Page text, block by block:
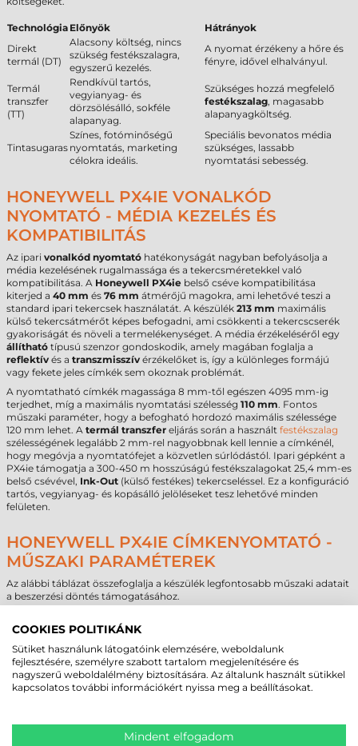
Technológia Előnyök
Hátrányok
Direkt
termál (DT)
Alacsony költség, nincs
szükség festékszalagra,
egyszerű kezelés.
A nyomat érzékeny a hőre és
fényre, idővel elhalványul.
Termál
transzfer
(TT)
Rendkívül tartós,
vegyianyag- és
dörzsölésálló, sokféle
alapanyag.
Szükséges hozzá megfelelő
festékszalag, magasabb
alapanyagköltség.
Tintasugaras
Színes, fotóminőségű
nyomtatás, marketing
célokra ideális.
Speciális bevonatos média
szükséges, lassabb
nyomtatási sebesség.
HONEYWELL PX4IE VONALKÓD
NYOMTATÓ - MÉDIA KEZELÉS ÉS
KOMPATIBILITÁS
Az ipari vonalkód nyomtató hatékonyságát nagyban befolyásolja a
média kezelésének rugalmassága és a tekercsméretekkel való
kompatibilitása. A Honeywell PX4ie belső cséve kompatibilitása
kiterjed a 40 mm és 76 mm átmérőjű magokra, ami lehetővé teszi a
standard ipari tekercsek használatát. A készülék 213 mm maximális
külső tekercsátmérőt képes befogadni, ami csökkenti a tekercscserék
gyakoriságát és növeli a termelékenységet. A média érzékeléséről egy
állítható típusú szenzor gondoskodik, amely magában foglalja a
reflektív és a transzmisszív érzékelőket is, így a különleges formájú
vagy fekete jeles címkék sem okoznak problémát.
A nyomtatható címkék magassága 8 mm-től egészen 4095 mm-ig
terjedhet, míg a maximális nyomtatási szélesség 110 mm. Fontos
műszaki paraméter, hogy a befogható hordozó maximális szélessége
120 mm lehet. A termál transzfer eljárás során a használt festékszalag
szélességének legalább 2 mm-rel nagyobbnak kell lennie a címkénél,
hogy megóvja a nyomtatófejet a közvetlen súrlódástól. Ipari gépként a
PX4ie támogatja a 300-450 m hosszúságú festékszalagokat 25,4 mm-es
belső csévével, Ink-Out (külső festékes) tekercseléssel. Ez a konfiguráció
tartós, vegyianyag- és kopásálló jelöléseket tesz lehetővé minden
felületen.
HONEYWELL PX4IE CÍMKENYOMTATÓ -
MŰSZAKI PARAMÉTEREK
Az alábbi táblázat összefoglalja a készülék legfontosabb műszaki adatait
a beszerzési döntés támogatásához.
Paraméter
Adat
Márka
Honeywell
Modell
PX4ie
Technológia
termál transzfer
Felbontás
203 dpi
Max. tekercsátmérő
213 mm
Interfész
USB,RS232,Ethernet
12 hónap(készülék),
COOKIES POLITIKÁNK
Sütiket használunk látogatóink elemzésére, weboldalunk
fejlesztésére, személyre szabott tartalom megjelenítésére és
nagyszerű weboldalélmény biztosítására. Az általunk használt sütikkel
kapcsolatos további információkért nyissa meg a beállításokat.
Mindent elfogadom